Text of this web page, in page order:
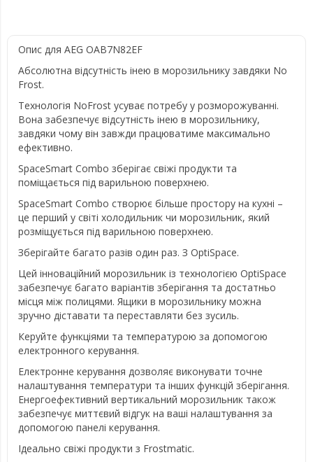
Опис для AEG OAB7N82EF
Абсолютна відсутність інею в морозильнику завдяки No
Frost.
Технологія NoFrost усуває потребу у розморожуванні.
Вона забезпечує відсутність інею в морозильнику,
завдяки чому він завжди працюватиме максимально
ефективно.
SpaceSmart Combo зберігає свіжі продукти та
поміщається під варильною поверхнею.
SpaceSmart Combo створює більше простору на кухні –
це перший у світі холодильник чи морозильник, який
розміщується під варильною поверхнею.
Зберігайте багато разів один раз. З OptiSpace.
Цей інноваційний морозильник із технологією OptiSpace
забезпечує багато варіантів зберігання та достатньо
місця між полицями. Ящики в морозильнику можна
зручно діставати та переставляти без зусиль.
Керуйте функціями та температурою за допомогою
електронного керування.
Електронне керування дозволяє виконувати точне
налаштування температури та інших функцій зберігання.
Енергоефективний вертикальний морозильник також
забезпечує миттєвий відгук на ваші налаштування за
допомогою панелі керування.
Ідеально свіжі продукти з Frostmatic.